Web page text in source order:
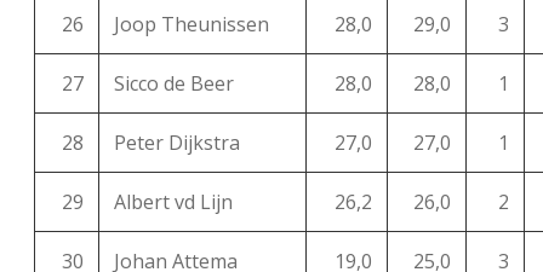
26 Joop Theunissen 28,0 29,0 3
27 Sicco de Beer 28,0 28,0 1
28 Peter Dijkstra 27,0 27,0 1
29 Albert vd Lijn 26,2 26,0 2
30 Johan Attema 19,0 25,0 3